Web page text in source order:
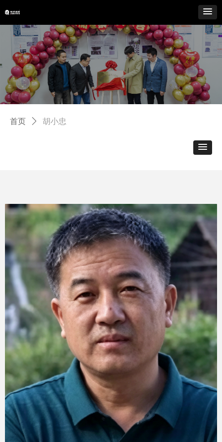
首页 ꄲ 胡小忠